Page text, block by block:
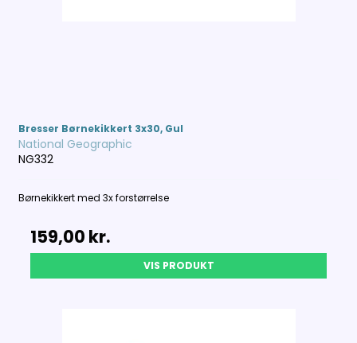
Bresser Børnekikkert 3x30, Gul
National Geographic
NG332
Børnekikkert med 3x forstørrelse
159,00 kr.
VIS PRODUKT